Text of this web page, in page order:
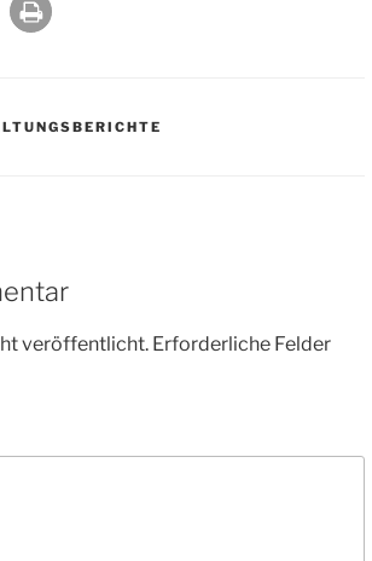
veröffentlicht. Erforderliche Felder